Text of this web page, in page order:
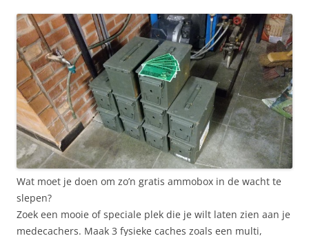
Wat moet je doen om zo’n gratis ammobox in de wacht te
slepen?
Zoek een mooie of speciale plek die je wilt laten zien aan je
medecachers. Maak 3 fysieke caches zoals een multi,